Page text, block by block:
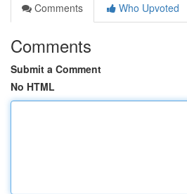
Comments
Who Upvoted
Comments
Submit a Comment
No HTML